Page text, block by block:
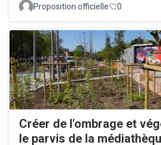
Proposition officielle 0
Créer de l'ombrage et
le parvis de la